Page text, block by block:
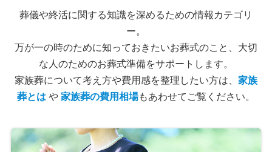
葬儀や終活に関する知識を深めるための情報カテゴリ
ー。
万が一の時のために知っておきたいお葬式のこと、大切
な人のためのお葬式準備をサポートします。
家族葬について考え方や費用感を整理したい方は、 家族
葬とはや家族葬の費用相場もあわせてご覧ください。